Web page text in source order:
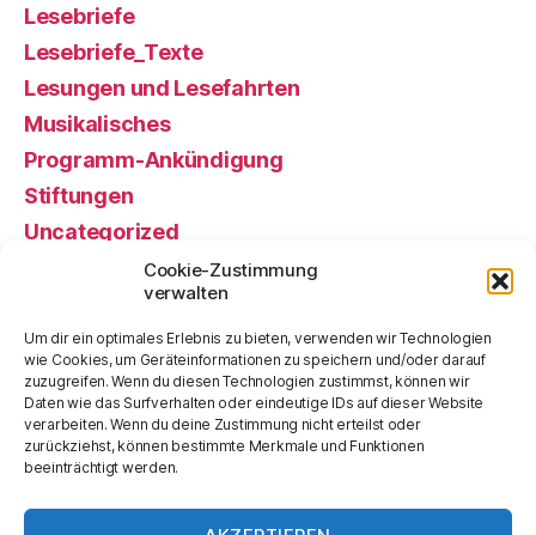
Cookie-Zustimmung
verwalten
Um dir ein optimales Erlebnis zu bieten, verwenden wir Technologien
wie Cookies, um Geräteinformationen zu speichern und/oder darauf
zuzugreifen. Wenn du diesen Technologien zustimmst, können wir
Daten wie das Surfverhalten oder eindeutige IDs auf dieser Website
verarbeiten. Wenn du deine Zustimmung nicht erteilst oder
zurückziehst, können bestimmte Merkmale und Funktionen
beeinträchtigt werden.
Lesebriefe
Lesebriefe_Texte
Lesungen und Lesefahrten
Musikalisches
Programm-Ankündigung
Stiftungen
Uncategorized
Veranstaltung, gewesen
Veranstaltung, künftige
Vorstand alt
Meta
Anmelden
Eintrags-Feed